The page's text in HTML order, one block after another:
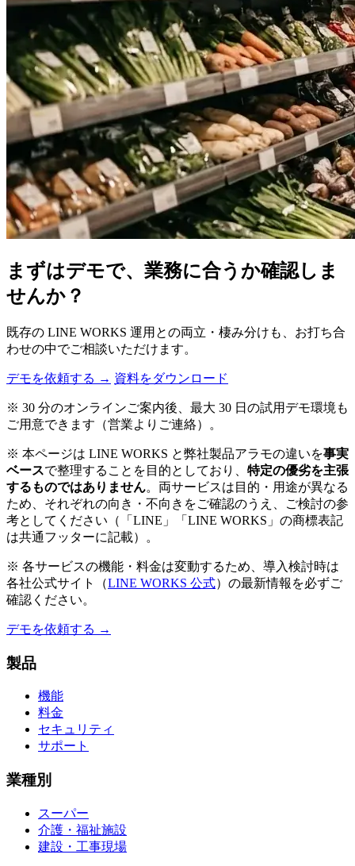
まずはデモで、業務に合うか確認しま
せんか？
既存の LINE WORKS 運用との両立・棲み分けも、お打ち合
わせの中でご相談いただけます。
デモを依頼する → 資料をダウンロード
※ 30 分のオンラインご案内後、最大 30 日の試用デモ環境も
ご用意できます（営業よりご連絡）。
※ 本ページは LINE WORKS と弊社製品アラモの違いを事実
ベースで整理することを目的としており、 特定の優劣を主張
するものではありません。両サービスは目的・用途が異なる
ため、それぞれの向き・不向きをご確認のうえ、ご検討の参
考としてください（「LINE」「LINE WORKS」の商標表記
は共通フッターに記載）。
※ 各サービスの機能・料金は変動するため、導入検討時は
各社公式サイト（LINE WORKS 公式）の最新情報を必ずご
確認ください。
デモを依頼する →
製品
機能
料金
セキュリティ
サポート
業種別
スーパー
介護・福祉施設
建設・工事現場